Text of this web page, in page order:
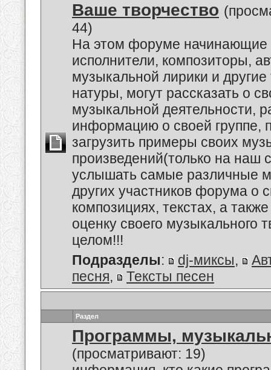
Ваше творчество
44)
На этом форуме начинающие
исполнители, композиторы,
музыкальной лирики и другие
натуры, могут рассказать о
музыкальной деятельности,
информацию о своей группе,
загрузить примеры своих
произведений(только на наш
услышать самые различные
других участников форума о
композициях, текстах, а
оценку своего музыкального
целом!!!
Подразделы: dj-миксы,
песня, Тексты песен
Раздел
Программы,
(просматривают: 19)